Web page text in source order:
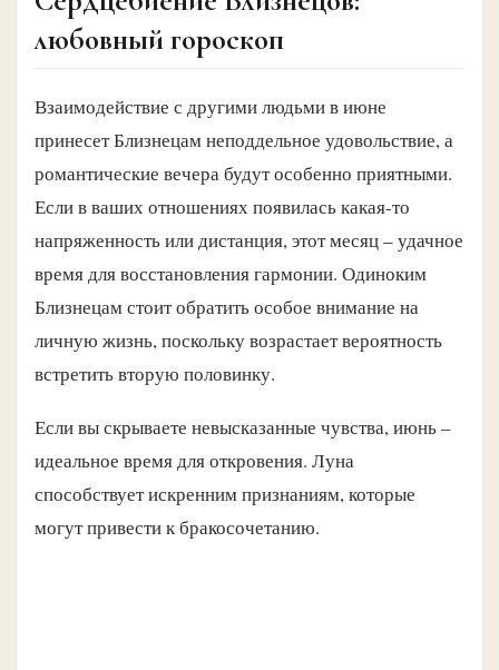
любовный гороскоп
Взаимодействие с другими людьми в июне
принесет Близнецам неподдельное удовольствие, а
романтические вечера будут особенно приятными.
Если в ваших отношениях появилась какая-то
напряженность или дистанция, этот месяц – удачное
время для восстановления гармонии. Одиноким
Близнецам стоит обратить особое внимание на
личную жизнь, поскольку возрастает вероятность
встретить вторую половинку.
Если вы скрываете невысказанные чувства, июнь –
идеальное время для откровения. Луна
способствует искренним признаниям, которые
могут привести к бракосочетанию.